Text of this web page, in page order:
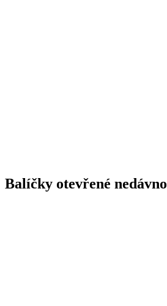
Balíčky otevřené nedávno